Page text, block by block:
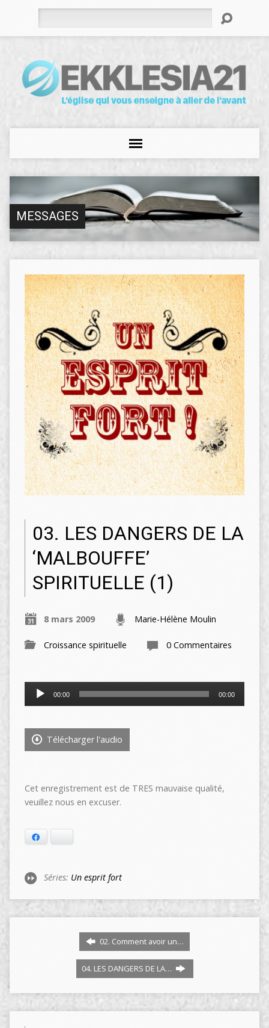
MESSAGES
03. LES DANGERS DE LA
‘MALBOUFFE’
SPIRITUELLE (1)
8 mars 2009 Marie-Hélène Moulin
Croissance spirituelle 0 Commentaires
Lecteur
audio
00:00 00:00
Télécharger l'audio
Cet enregistrement est de TRES mauvaise qualité,
veuillez nous en excuser.
Séries: Un esprit fort
02. Comment avoir un…
04. LES DANGERS DE LA…